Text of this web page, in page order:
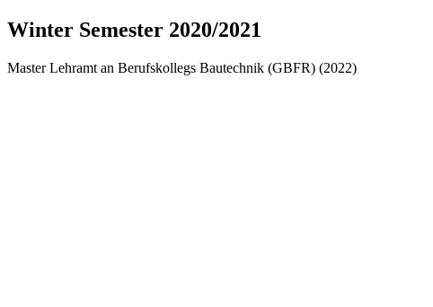
Winter Semester 2020/2021
Master Lehramt an Berufskollegs Bautechnik (GBFR) (2022)